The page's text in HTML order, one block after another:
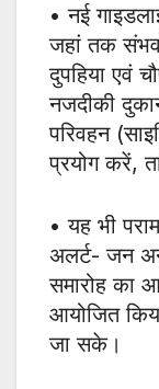
• नई
जहां तक संभव
दुपहिया एवं
नजदीकी
परिवहन
प्रयोग करें,
• यह भी
अलर्ट- जन
समारोह का
आयोजित
जा सके।